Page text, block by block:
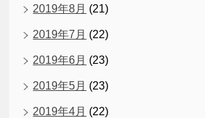
2019年8月 (21)
2019年7月 (22)
2019年6月 (23)
2019年5月 (23)
2019年4月 (22)